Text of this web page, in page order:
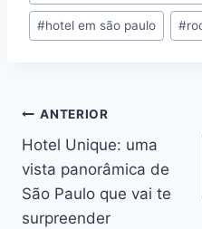
Post:
#hotel em são paulo #
Navegação
de
Post
ANTERIOR
Hotel Unique: uma
vista panorâmica de
São Paulo que vai te
surpreender